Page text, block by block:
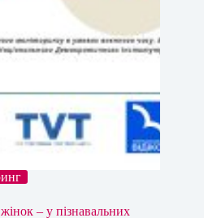
– у пізнавальних